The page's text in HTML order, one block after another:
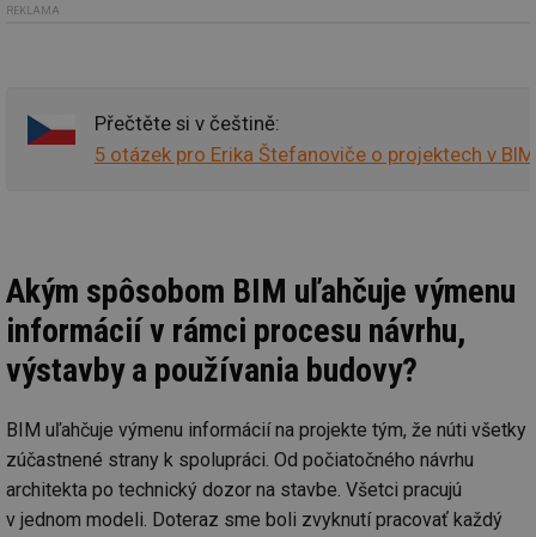
REKLAMA
Přečtěte si v češtině:
5 otázek pro Erika Štefanoviče o projektech v BIM
Akým spôsobom BIM uľahčuje výmenu
informácií v rámci procesu návrhu,
výstavby a používania budovy?
BIM uľahčuje výmenu informácií na projekte tým, že núti všetky
zúčastnené strany k spolupráci. Od počiatočného návrhu
architekta po technický dozor na stavbe. Všetci pracujú
v jednom modeli. Doteraz sme boli zvyknutí pracovať každý